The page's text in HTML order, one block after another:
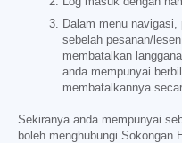
Dalam menu navigasi,
sebelah pesanan/
membatalkan
anda mempunyai
membatalkannya
Sekiranya anda mempunyai
boleh menghubungi Sokongan